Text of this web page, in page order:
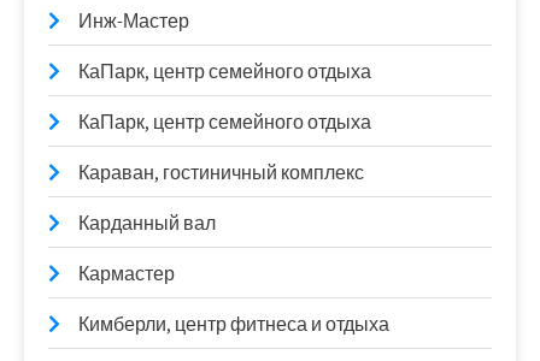
Инж-Мастер
КаПарк, центр семейного отдыха
КаПарк, центр семейного отдыха
Караван, гостиничный комплекс
Карданный вал
Кармастер
Кимберли, центр фитнеса и отдыха